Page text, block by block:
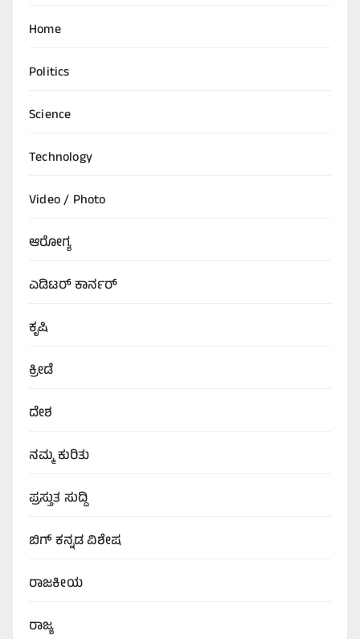
Home
Politics
Science
Technology
Video / Photo
ಆರೋಗ್ಯ
ಎಡಿಟರ್‌ ಕಾರ್ನರ್
ಕೃಷಿ
ಕ್ರೀಡೆ
ದೇಶ
ನಮ್ಮ ಕುರಿತು
ಪ್ರಸ್ತುತ ಸುದ್ದಿ
ಬಿಗ್‌ ಕನ್ನಡ ವಿಶೇಷ
ರಾಜಕೀಯ
ರಾಜ್ಯ